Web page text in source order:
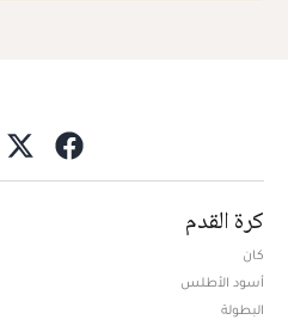
كرة القدم
كان
أسود الأطلس
البطولة